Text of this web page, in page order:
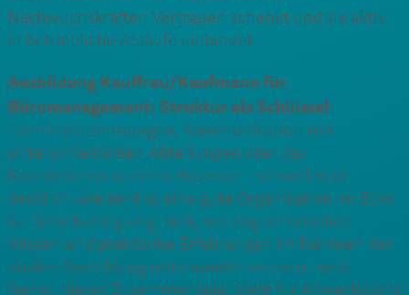
Nachwuchskräften Vertrauen schenkt und sie aktiv
in betriebliche Abläufe einbindet.
Ausbildung Kauffrau/Kaufmann für
Büromanagement: Struktur als Schlüssel
Terminabstimmungen, Kommunikation mit
unterschiedlichen Abteilungen oder das
Koordinieren interner Prozesse – schnell wird
deutlich, wie zentral eine gute Organisation im Büro
ist. Gleichzeitig zeigt sich, wie eng schulisches
Wissen und praktische Erfahrungen im Rahmen der
dualen Ausbildung miteinander verzahnt sind.
Genau dieses Zusammenspiel sorgt für Abwechslung